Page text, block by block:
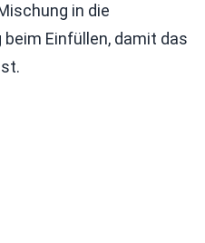
in die
Einfüllen, damit das